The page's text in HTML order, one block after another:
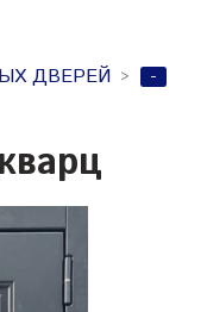
ДВЕРЕЙ
-